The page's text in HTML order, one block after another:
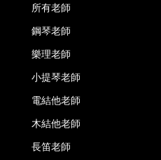
所有老師
鋼琴老師
樂理老師
小提琴老師
電結他老師
木結他老師
長笛老師